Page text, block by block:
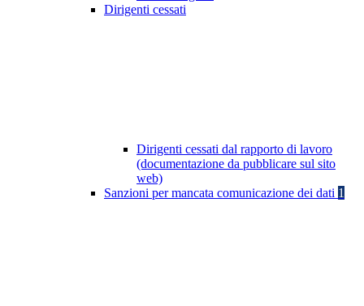
Dirigenti cessati
Dirigenti cessati dal rapporto di lavoro
(documentazione da pubblicare sul sito
web)
Sanzioni per mancata comunicazione dei dati 1